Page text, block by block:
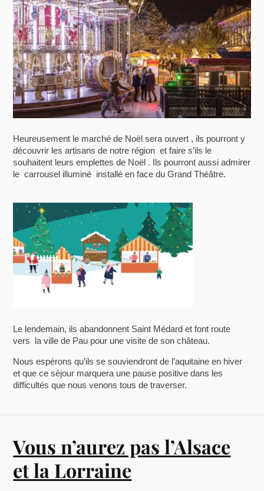
Heureusement le marché de Noël sera ouvert , ils pourront y
découvrir les artisans de notre région et faire s’ils le
souhaitent leurs emplettes de Noël . Ils pourront aussi admirer
le carrousel illuminé installé en face du Grand Théâtre.
Le lendemain, ils abandonnent Saint Médard et font route
vers la ville de Pau pour une visite de son château.
Nous espérons qu’ils se souviendront de l’aquitaine en hiver
et que ce séjour marquera une pause positive dans les
difficultés que nous venons tous de traverser.
Vous n’aurez pas l’Alsace
et la Lorraine